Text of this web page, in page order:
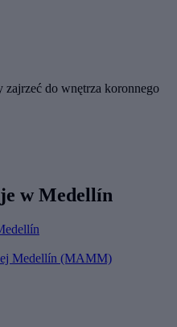
do wnętrza koronnego
w Medellín
Medellín (MAMM)